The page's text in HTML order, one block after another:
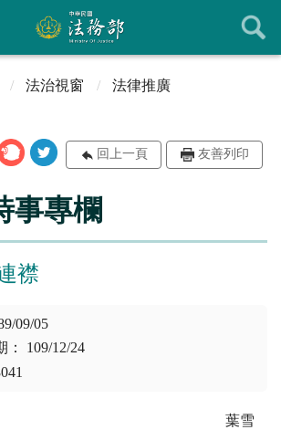
法治視窗
法律推廣
回上一頁 友善列印
事專欄
襟
09/05
： 109/12/24
成連襟 葉雪